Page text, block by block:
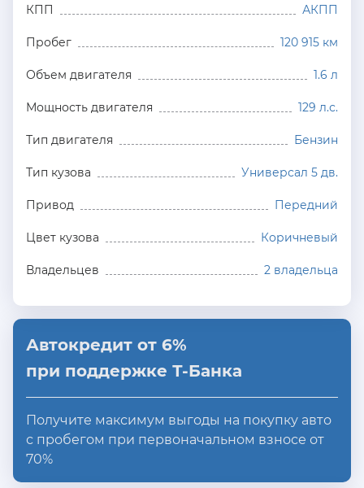
КПП АКПП
Пробег 120 915 км
Объем двигателя 1.6 л
Мощность двигателя 129 л.с.
Тип двигателя Бензин
Тип кузова Универсал 5 дв.
Привод Передний
Цвет кузова Коричневый
Владельцев 2 владельца
Автокредит от 6%
при поддержке Т-Банка
Получите максимум выгоды на покупку авто
с пробегом при первоначальном взносе от
70%